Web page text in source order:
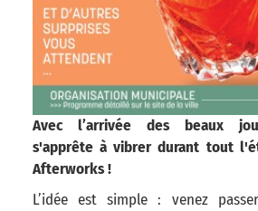
Avec l’arrivée des beaux
s'apprête à vibrer durant tout
Afterworks !
L’idée est simple : venez